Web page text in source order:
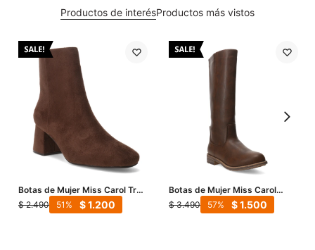
Productos de interésProductos más vistos
Botas de Mujer Miss Carol True
- Marrón
$ 2.490 $1.200
51
Botas de Mujer Miss Carol
Rame - Marrón
$ 3.490 $1.500
57